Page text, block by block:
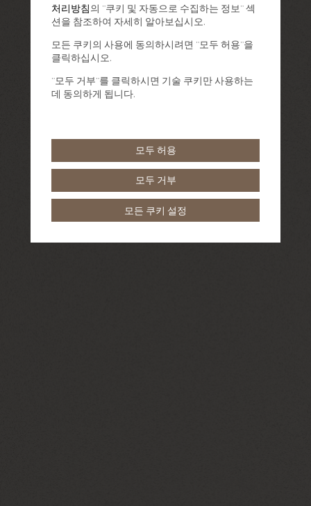
처리방침의 "쿠키 및 자동으로 수집하는 정보" 섹
션을 참조하여 자세히 알아보십시오.
모든 쿠키의 사용에 동의하시려면 "모두 허용"을
클릭하십시오.
"모두 거부"를 클릭하시면 기술 쿠키만 사용하는
데 동의하게 됩니다.
모두 허용
모두 거부
모든 쿠키 설정